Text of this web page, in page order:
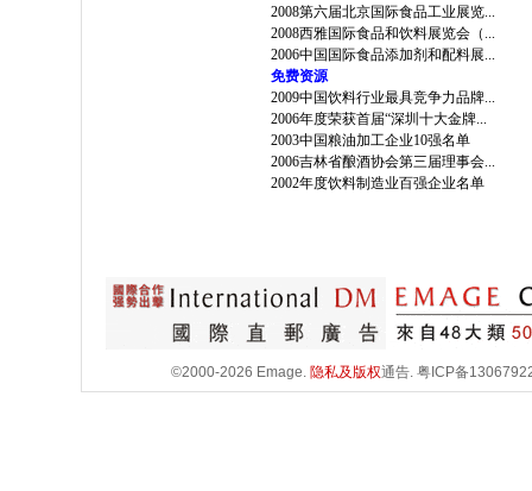
2008第六届北京国际食品工业展览...
2008西雅国际食品和饮料展览会（...
2006中国国际食品添加剂和配料展...
免费资源
2009中国饮料行业最具竞争力品牌...
2006年度荣获首届“深圳十大金牌...
2003中国粮油加工企业10强名单
2006吉林省酿酒协会第三届理事会...
2002年度饮料制造业百强企业名单
©2000-2026 Emage. 隐私及版权通告. 粤ICP备